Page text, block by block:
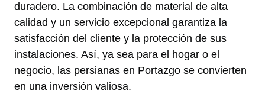
duradero. La combinación de material de alta
calidad y un servicio excepcional garantiza la
satisfacción del cliente y la protección de sus
instalaciones. Así, ya sea para el hogar o el
negocio, las persianas en Portazgo se convierten
en una inversión valiosa.